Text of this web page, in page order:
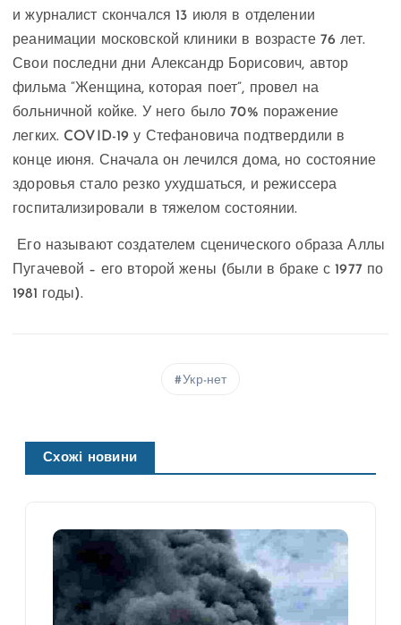
и журналист скончался 13 июля в отделении
реанимации московской клиники в возрасте 76 лет.
Свои последни дни Александр Борисович, автор
фильма “Женщина, которая поет”, провел на
больничной койке. У него было 70% поражение
легких. COVID-19 у Стефановича подтвердили в
конце июня. Сначала он лечился дома, но состояние
здоровья стало резко ухудшаться, и режиссера
госпитализировали в тяжелом состоянии.
Его называют создателем сценического образа Аллы
Пугачевой – его второй жены (были в браке с 1977 по
1981 годы).
Укр-нет
Схожі новини